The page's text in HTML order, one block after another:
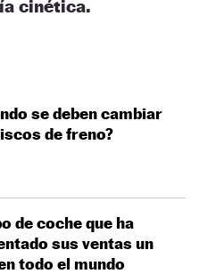
cinética.
se deben cambiar
de freno?
de coche que ha
sus ventas un
todo el mundo